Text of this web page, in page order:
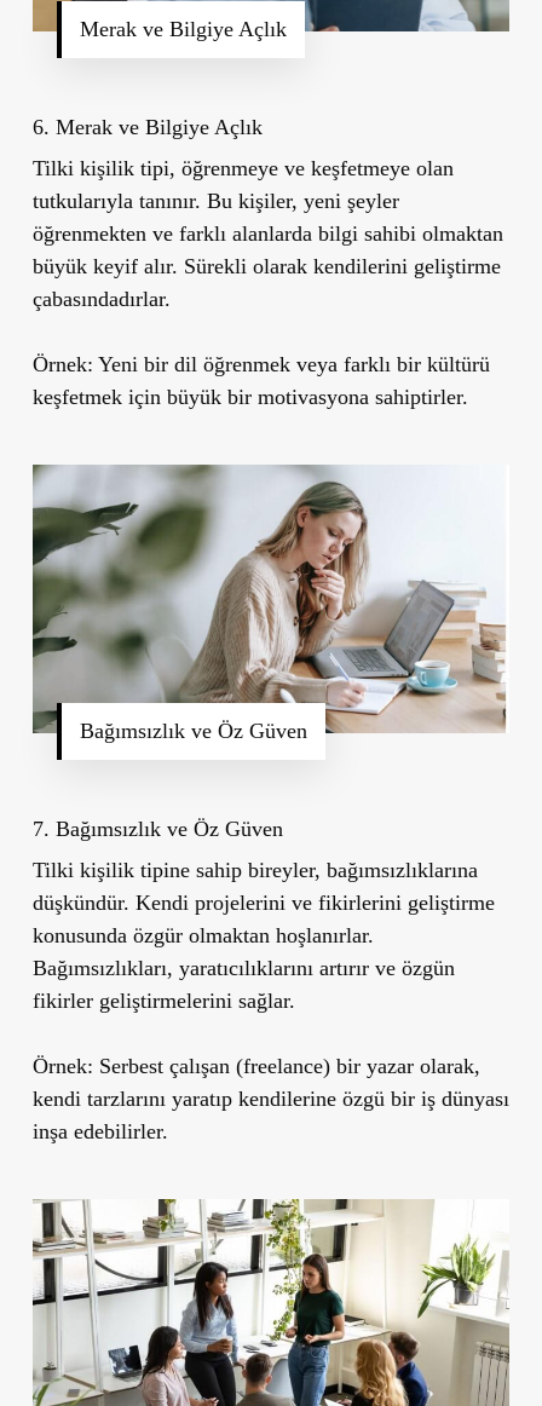
Merak ve Bilgiye Açlık
6. Merak ve Bilgiye Açlık
Tilki kişilik tipi, öğrenmeye ve keşfetmeye olan
tutkularıyla tanınır. Bu kişiler, yeni şeyler
öğrenmekten ve farklı alanlarda bilgi sahibi olmaktan
büyük keyif alır. Sürekli olarak kendilerini geliştirme
çabasındadırlar.
Örnek: Yeni bir dil öğrenmek veya farklı bir kültürü
keşfetmek için büyük bir motivasyona sahiptirler.
Bağımsızlık ve Öz Güven
7. Bağımsızlık ve Öz Güven
Tilki kişilik tipine sahip bireyler, bağımsızlıklarına
düşkündür. Kendi projelerini ve fikirlerini geliştirme
konusunda özgür olmaktan hoşlanırlar.
Bağımsızlıkları, yaratıcılıklarını artırır ve özgün
fikirler geliştirmelerini sağlar.
Örnek: Serbest çalışan (freelance) bir yazar olarak,
kendi tarzlarını yaratıp kendilerine özgü bir iş dünyası
inşa edebilirler.